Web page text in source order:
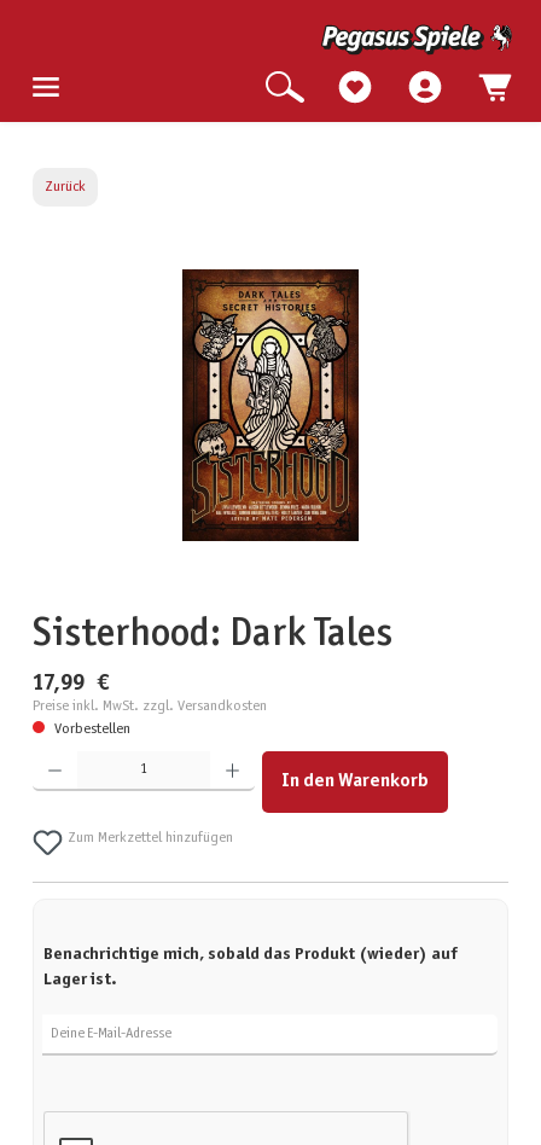
Zurück
Bildergalerie überspringen
Sisterhood: Dark Tales
17,99 €
Preise inkl. MwSt. zzgl. Versandkosten
Vorbestellen
Produkt Anzahl: Gib den gewünschten Wert ein oder benutze die Schaltflächen um die Anzahl zu
In den Warenkorb
Zum Merkzettel hinzufügen
Benachrichtige mich, sobald das Produkt (wieder) auf
Lager ist.